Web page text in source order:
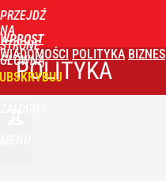
PRZEJDŹ
NA
STRONĘ
GŁÓWNĄ
WPROST
WIADOMOŚCI POLITYKA BIZNES
POLITYKA